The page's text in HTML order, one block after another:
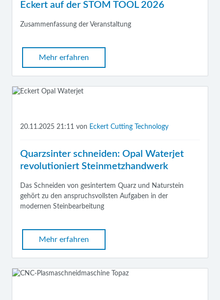
Eckert auf der STOM TOOL 2026
Zusammenfassung der Veranstaltung
Mehr erfahren
20.11.2025 21:11 von Eckert Cutting Technology
Quarzsinter schneiden: Opal Waterjet
revolutioniert Steinmetzhandwerk
Das Schneiden von gesintertem Quarz und Naturstein
gehört zu den anspruchsvollsten Aufgaben in der
modernen Steinbearbeitung
Mehr erfahren